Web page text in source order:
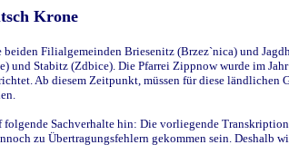
Krone
Filialgemeinden Briesenitz (Brzez`nica) und
und Stabitz (Zdbice). Die Pfarrei Zippnow wurde im
Ab diesem Zeitpunkt, müssen für diese ländlichen
folgende Sachverhalte hin: Die vorliegende
zu Übertragungsfehlern gekommen sein. Deshalb